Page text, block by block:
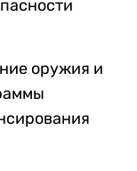
оружия и